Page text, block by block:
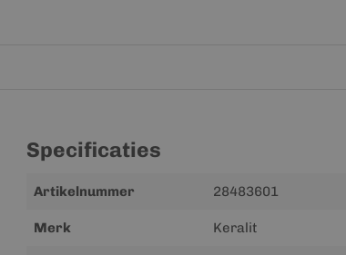
Specificaties
Meer
Artikelnummer 28483601
Merk Keralit